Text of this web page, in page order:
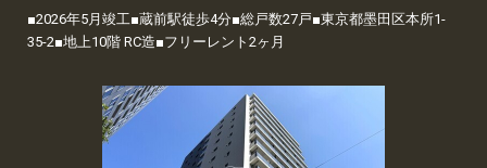
■2026年5月竣工■蔵前駅徒歩4分■総戸数27戸■東京都墨田区本所1-
35-2■地上10階 RC造■フリーレント2ヶ月